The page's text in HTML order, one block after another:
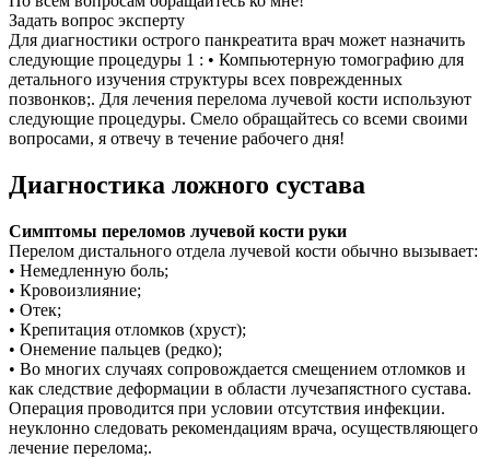
Задать вопрос эксперту
Для диагностики острого панкреатита врач может назначить
следующие процедуры 1 : • Компьютерную томографию для
детального изучения структуры всех поврежденных
позвонков;. Для лечения перелома лучевой кости используют
следующие процедуры. Смело обращайтесь со всеми своими
вопросами, я отвечу в течение рабочего дня!
Диагностика ложного сустава
Симптомы переломов лучевой кости руки
Перелом дистального отдела лучевой кости обычно вызывает:
• Немедленную боль;
• Кровоизлияние;
• Отек;
• Крепитация отломков (хруст);
• Онемение пальцев (редко);
• Во многих случаях сопровождается смещением отломков и
как следствие деформации в области лучезапястного сустава.
Операция проводится при условии отсутствия инфекции.
неуклонно следовать рекомендациям врача, осуществляющего
лечение перелома;.